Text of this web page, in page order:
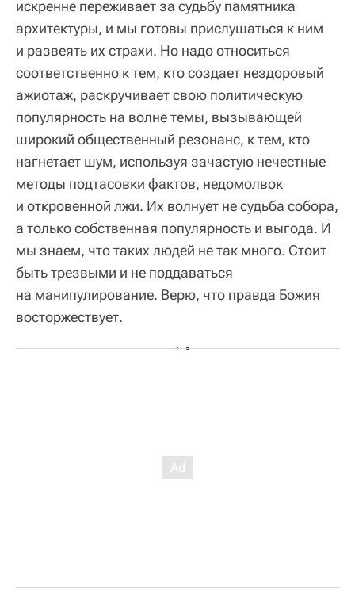
искренне переживает за судьбу памятника
архитектуры, и мы готовы прислушаться к ним
и развеять их страхи. Но надо относиться
соответственно к тем, кто создает нездоровый
ажиотаж, раскручивает свою политическую
популярность на волне темы, вызывающей
широкий общественный резонанс, к тем, кто
нагнетает шум, используя зачастую нечестные
методы подтасовки фактов, недомолвок
и откровенной лжи. Их волнует не судьба собора,
а только собственная популярность и выгода. И
мы знаем, что таких людей не так много. Стоит
быть трезвыми и не поддаваться
на манипулирование. Верю, что правда Божия
восторжествует.